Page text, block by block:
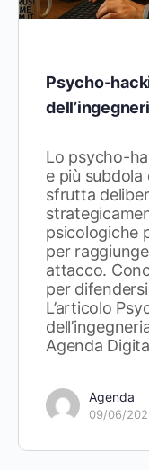
Psycho-
Lo psycho-
e più
sfrutta
psicologiche
per
attacco.
per difendersi
L’articolo
Agenda
Agenda
09/06/